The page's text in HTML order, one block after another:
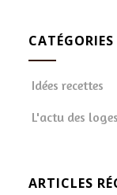
CATÉGORIES
Idées recettes
L'actu des loges
ARTICLES